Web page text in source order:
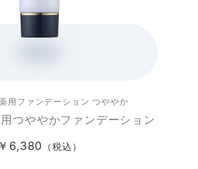
用ファンデーション つややか
つややかファンデーション
￥6,380
（税込）